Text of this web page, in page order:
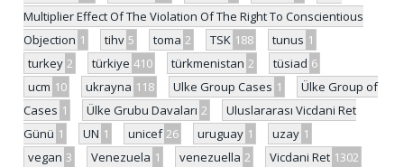
Multiplier Effect Of The Violation Of The Right To Conscientious
Objection 1 tihv 5 toma 2 TSK 188 tunus 1
turkey 2 türkiye 410 türkmenistan 2 tüsiad 6
ucm 10 ukrayna 118 Ulke Group Cases 1
Ülke Group of
Cases 1 Ülke Grubu Davaları 2
Uluslararası Vicdani Ret
Günü 1 UN 1 unicef 26 uruguay 1 uzay 1
vegan 3 Venezuela 1 venezuella 2 Vicdani Ret 1302